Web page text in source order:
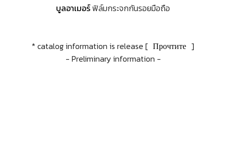
บูลอาเมอร์ฟิล์มกระจกกันรอยมือถือ
* catalog information is release [ Прочтите ]
- Preliminary information -